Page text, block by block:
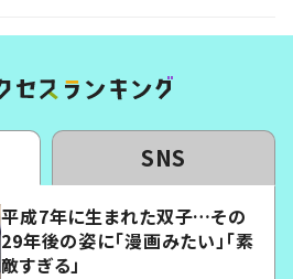
SNS
平成7年に生まれた双子…その
29年後の姿に「漫画みたい」「素
敵すぎる」